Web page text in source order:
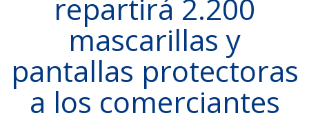
repartirá 2.200
mascarillas y
pantallas protectoras
a los comerciantes